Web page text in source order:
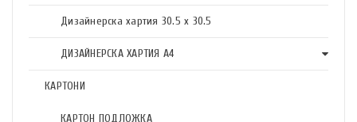
Дизайнерска хартия 30.5 х 30.5
ДИЗАЙНЕРСКА ХАРТИЯ А4
КАРТОНИ
КАРТОН ПОДЛОЖКА